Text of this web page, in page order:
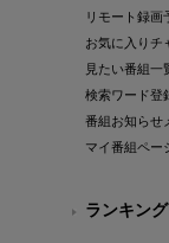
リモート録画
お気に入りチ
見たい番組一
検索ワード登
番組お知らせ
マイ番組ペー
ランキング